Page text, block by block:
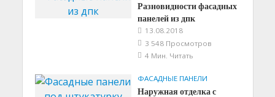
Разновидности фасадных
панелей из дпк
13.08.2018
3 548 Просмотров
4 Мин. Читать
ФАСАДНЫЕ ПАНЕЛИ
Наружная отделка с